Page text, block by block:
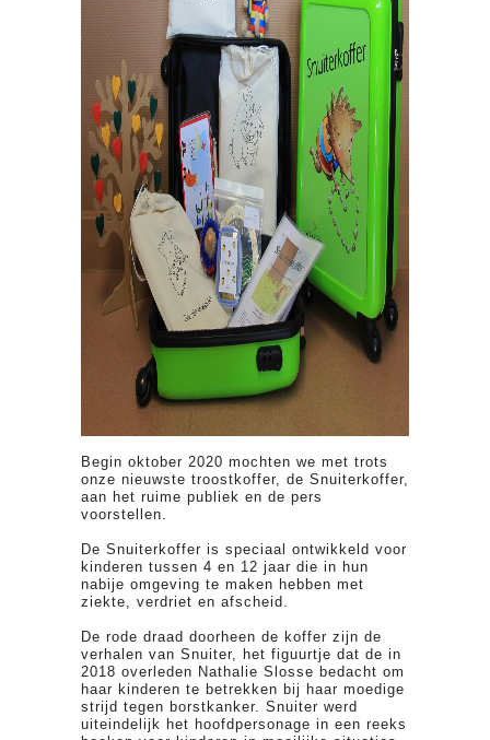
Begin oktober 2020 mochten we met trots
onze nieuwste troostkoffer, de Snuiterkoffer,
aan het ruime publiek en de pers
voorstellen.
De Snuiterkoffer is speciaal ontwikkeld voor
kinderen tussen 4 en 12 jaar die in hun
nabije omgeving te maken hebben met
ziekte, verdriet en afscheid.
De rode draad doorheen de koffer zijn de
verhalen van Snuiter, het figuurtje dat de in
2018 overleden Nathalie Slosse bedacht om
haar kinderen te betrekken bij haar moedige
strijd tegen borstkanker. Snuiter werd
uiteindelijk het hoofdpersonage in een reeks